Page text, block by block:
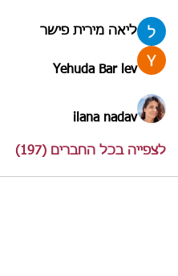
ליאה מירית פישר
Yehuda Bar lev
ilana nadav
לצפייה בכל החברים (197)